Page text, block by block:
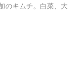
のキムチ。白菜、大